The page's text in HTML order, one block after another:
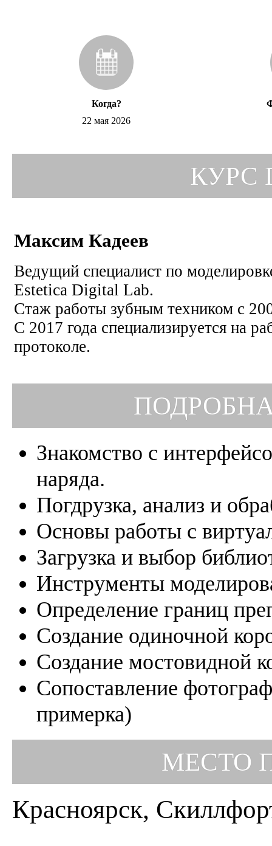
Когда?
22 мая 2026
КУРС
Максим Кадеев
Ведущий специалист по
Estetica Digital Lab.
Стаж работы зубным техником с
С 2017 года специализируется на
протоколе.
Знакомство с
наряда.
Погдрузка, анализ и
Основы работы с
Загрузка и выбор
Инструменты
Определение границ
Создание одиночной
Создание мостовидной
Сопоставление
примерка)
МЕСТО
Красноярск,